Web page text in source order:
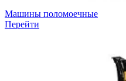
Машины поломоечные
Перейти